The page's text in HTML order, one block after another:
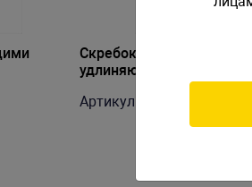
Скребок с широким
удлиняющимися
Артикул: I-924